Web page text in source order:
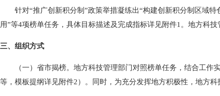
针对“推广创新积分制”政策举措凝练出“构建创新积分制区域特
用”等4项榜单任务，具体目标描述及完成指标详见附件1。地方科
三、组织方式
（一）省市揭榜。地方科技管理部门对照榜单任务，结合工作
等，模板提纲详见附件2）。同时，为充分发挥地方积极性，地方